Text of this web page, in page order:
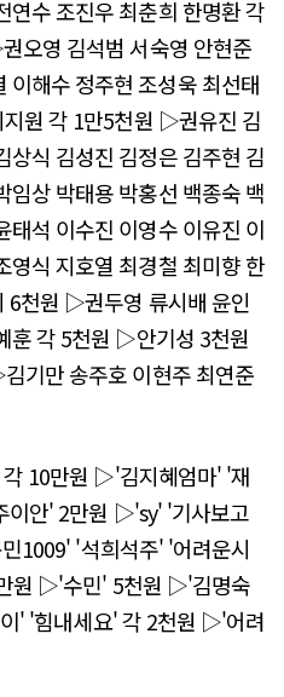
연수 조진우 최춘희 한명환 각
오영 김석범 서숙영 안현준
이해수 정주현 조성욱 최선태
원 각 1만5천원 ▷권유진 김
상식 김성진 김정은 김주현 김
임상 박태용 박홍선 백종숙 백
태석 이수진 이영수 이유진 이
영식 지호열 최경철 최미향 한
천원 ▷권두영 류시배 윤인
훈 각 5천원 ▷안기성 3천원
기만 송주호 이현주 최연준
10만원 ▷'김지혜엄마' '재
안' 2만원 ▷'sy' '기사보고
1009' '석희석주' '어려운시
원 ▷'수민' 5천원 ▷'김명숙
' '힘내세요' 각 2천원 ▷'어려